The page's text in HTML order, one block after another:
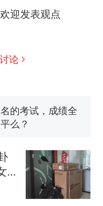
迎发表观点
论
放菜刀的女孩，
跟我回家”改写了
的考试，成绩全
么？
聘物理教师，笔
淘汰？教育局：
成立调查组全面
买深色蛋糕”上热